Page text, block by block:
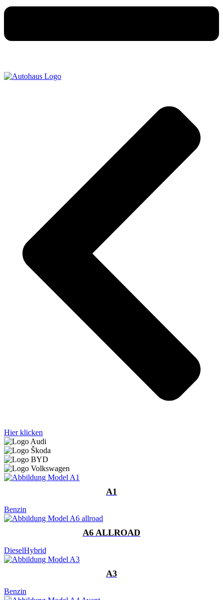
Hier klicken
A1
Benzin
A6 ALLROAD
DieselHybrid
A3
Benzin